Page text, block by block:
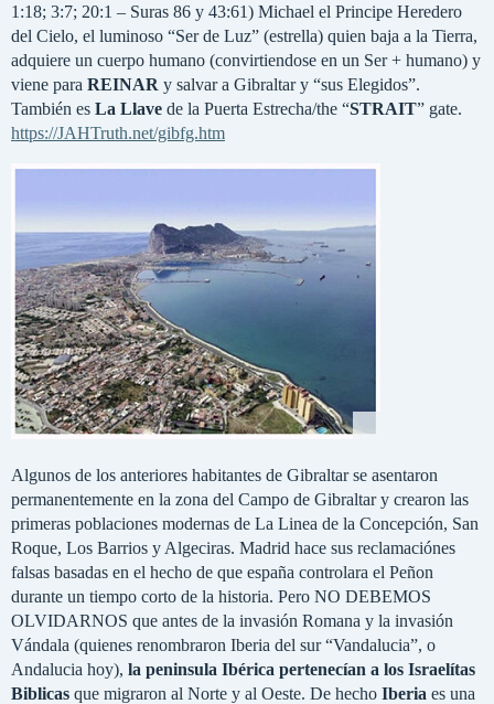
1:18; 3:7; 20:1 – Suras 86 y 43:61) Michael el Principe Heredero
del Cielo, el luminoso “Ser de Luz” (estrella) quien baja a la Tierra,
adquiere un cuerpo humano (convirtiendose en un Ser + humano) y
viene para REINAR y salvar a Gibraltar y “sus Elegidos”.
También es La Llave de la Puerta Estrecha/the “STRAIT” gate.
https://JAHTruth.net/gibfg.htm
Algunos de los anteriores habitantes de Gibraltar se asentaron
permanentemente en la zona del Campo de Gibraltar y crearon las
primeras poblaciones modernas de La Linea de la Concepción, San
Roque, Los Barrios y Algeciras. Madrid hace sus reclamaciónes
falsas basadas en el hecho de que españa controlara el Peñon
durante un tiempo corto de la historia. Pero NO DEBEMOS
OLVIDARNOS que antes de la invasión Romana y la invasión
Vándala (quienes renombraron Iberia del sur “Vandalucia”, o
Andalucia hoy), la peninsula Ibérica pertenecían a los Israelítas
Biblicas que migraron al Norte y al Oeste. De hecho Iberia es una